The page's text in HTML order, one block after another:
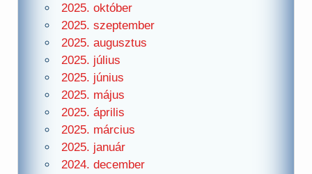
2025. október
2025. szeptember
2025. augusztus
2025. július
2025. június
2025. május
2025. április
2025. március
2025. január
2024. december